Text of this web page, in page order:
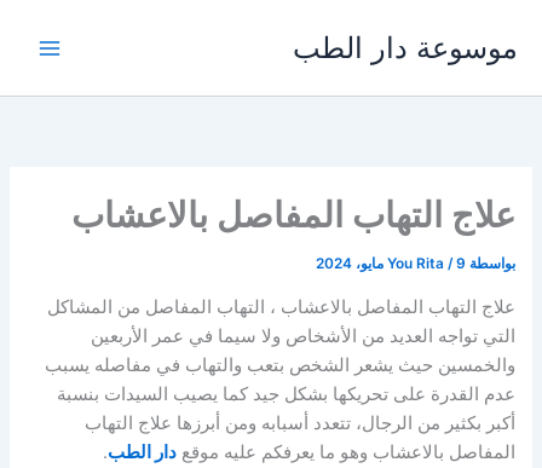
المحتوى
موسوعة دار الطب
علاج التهاب المفاصل بالاعشاب
بواسطة You Rita /9 مايو، 2024
علاج التهاب المفاصل بالاعشاب ، التهاب المفاصل من المشاكل
التي تواجه العديد من الأشخاص ولا سيما في عمر الأربعين
والخمسين حيث يشعر الشخص بتعب والتهاب في مفاصله يسبب
عدم القدرة على تحريكها بشكل جيد كما يصيب السيدات بنسبة
أكبر بكثير من الرجال، تتعدد أسبابه ومن أبرزها علاج التهاب
المفاصل بالاعشاب وهو ما يعرفكم عليه موقعدار الطب.